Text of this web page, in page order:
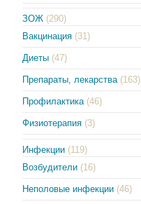
ЗОЖ (290)
Вакцинация (31)
Диеты (47)
Препараты, лекарства (163)
Профилактика (46)
Физиотерапия (3)
Инфекции (119)
Возбудители (16)
Неполовые инфекции (46)